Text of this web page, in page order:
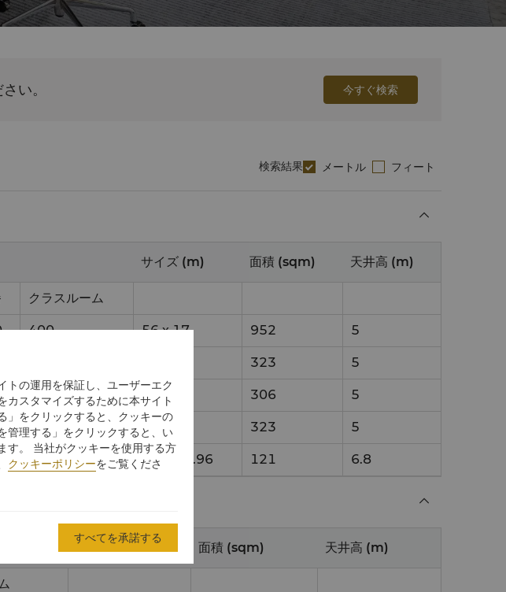
い。 今すぐ検索
検索結果 メートル フィート
サイズ (m) 面積 (sqm) 天井高 (m)
クラスルーム
400 56x17 952 5
323 5
136 18x 306 5
128 19 x 323 5
50 6.8 14.96 121 6.8
サイズ (m) 面積 (sqm) 天井高 (m)
トの運用を保証し、ユーザーエク
カスタマイズするために本サイト
」をクリックすると、クッキーの
管理する」をクリックすると、い
す。 当社がクッキーを使用する方
クッキーポリシーをご覧くださ
すべてを承諾する